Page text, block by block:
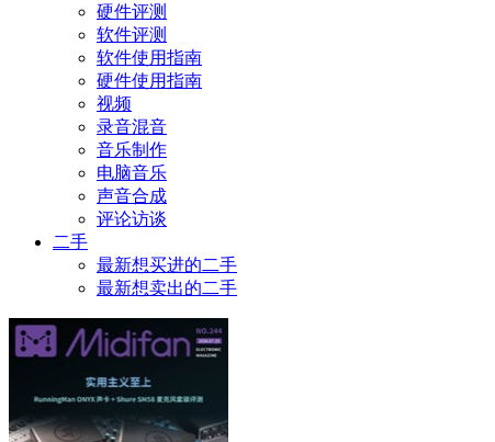
硬件评测
软件评测
软件使用指南
硬件使用指南
视频
录音混音
音乐制作
电脑音乐
声音合成
评论访谈
二手
最新想买进的二手
最新想卖出的二手